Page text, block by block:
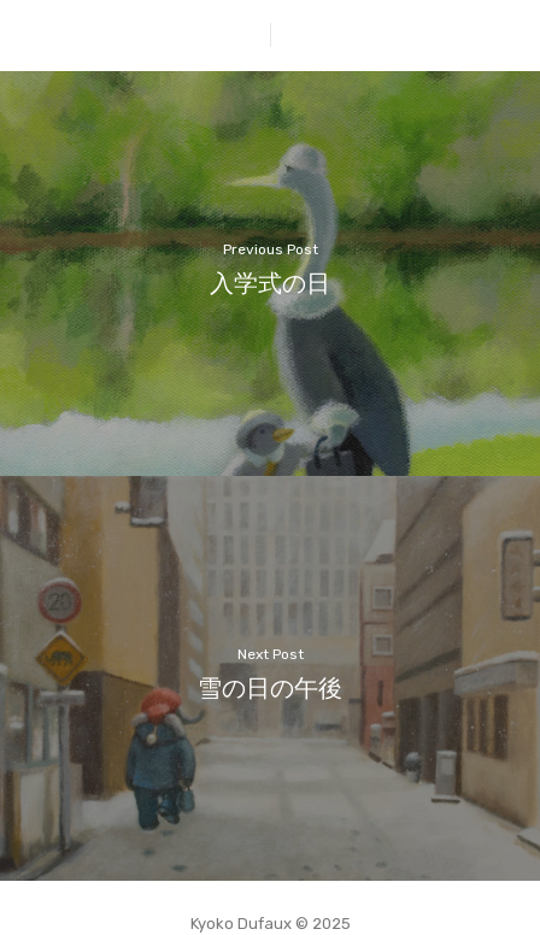
Previous Post
入学式の日
Next Post
雪の日の午後
Kyoko Dufaux © 2025